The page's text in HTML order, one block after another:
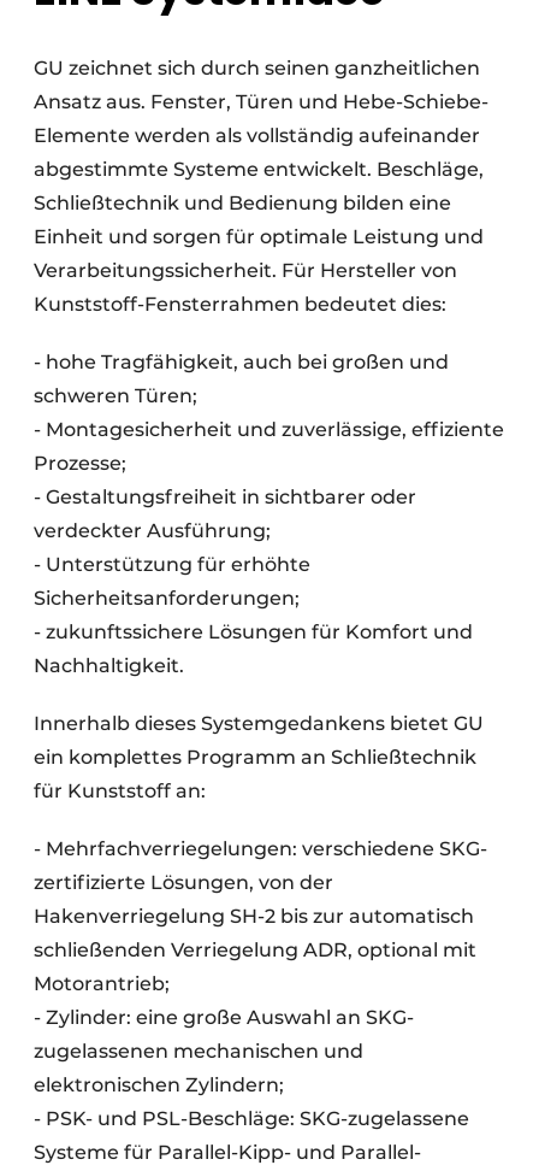
GU zeichnet sich durch seinen ganzheitlichen
Ansatz aus. Fenster, Türen und Hebe-Schiebe-
Elemente werden als vollständig aufeinander
abgestimmte Systeme entwickelt. Beschläge,
Schließtechnik und Bedienung bilden eine
Einheit und sorgen für optimale Leistung und
Verarbeitungssicherheit. Für Hersteller von
Kunststoff-Fensterrahmen bedeutet dies:
- hohe Tragfähigkeit, auch bei großen und
schweren Türen;
- Montagesicherheit und zuverlässige, effiziente
Prozesse;
- Gestaltungsfreiheit in sichtbarer oder
verdeckter Ausführung;
- Unterstützung für erhöhte
Sicherheitsanforderungen;
- zukunftssichere Lösungen für Komfort und
Nachhaltigkeit.
Innerhalb dieses Systemgedankens bietet GU
ein komplettes Programm an Schließtechnik
für Kunststoff an:
- Mehrfachverriegelungen: verschiedene SKG-
zertifizierte Lösungen, von der
Hakenverriegelung SH-2 bis zur automatisch
schließenden Verriegelung ADR, optional mit
Motorantrieb;
- Zylinder: eine große Auswahl an SKG-
zugelassenen mechanischen und
elektronischen Zylindern;
- PSK- und PSL-Beschläge: SKG-zugelassene
Systeme für Parallel-Kipp- und Parallel-